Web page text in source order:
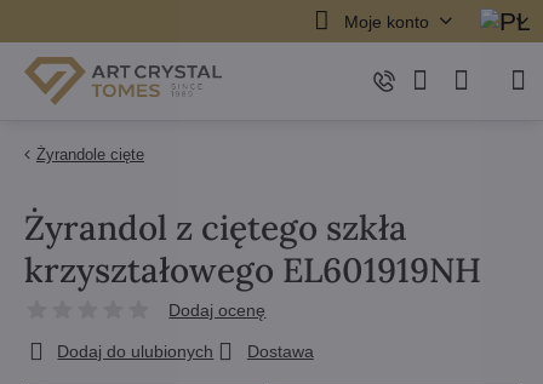
Moje konto
Żyrandole cięte
Żyrandol z ciętego szkła
krzyształowego EL601919NH
Dodaj ocenę
Dodaj do ulubionych Dostawa